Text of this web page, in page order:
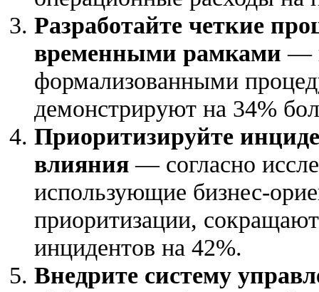
Разработайте четкие
временными рамками —
формализованными
демонстрируют на 34%
Приоритизируйте
влияния — согласно
использующие бизнес-
приоритизации,
инцидентов на 42%.
Внедрите систему